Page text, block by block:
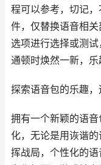
程可以参考，切记
件，仅替换语音相
选项进行选择或测
通顿时焕然一新，乐
探索语音包的乐趣，
拥有一个新颖的语
化，无论是用诙谐
挥战局，个性化的